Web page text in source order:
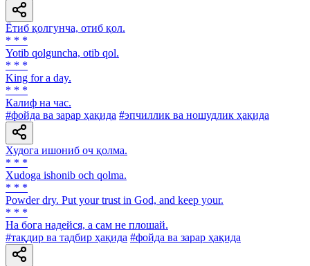
Ётиб қолгунча, отиб қол.
* * *
Yotib qolguncha, otib qol.
* * *
King for a day.
* * *
Калиф на час.
#фойда ва зарар ҳақида #эпчиллик ва ношудлик ҳақида
Худога ишониб оч қолма.
* * *
Xudoga ishonib och qolma.
* * *
Powder dry. Put your trust in God, and keep your.
* * *
На бога надейся, а сам не плошай.
#тақдир ва тадбир ҳақида #фойда ва зарар ҳақида